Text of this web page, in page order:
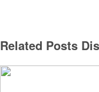
Related Posts